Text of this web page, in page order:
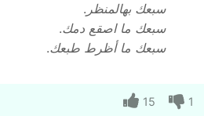
سبعك بهالمنظر .
سبعك ما اصقع دمك.
سبعك ما أظرط طبعك.
1
15